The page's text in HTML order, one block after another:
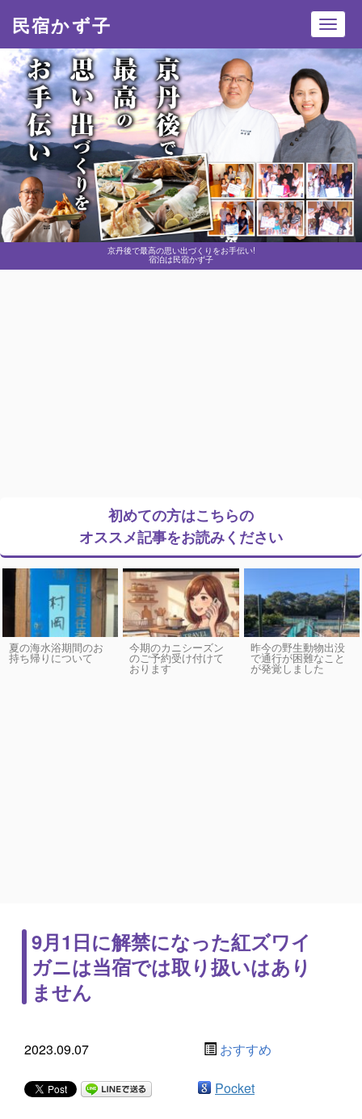
京丹後で最高の思い出づくりをお手伝い!
宿泊は民宿かず子
民宿かず子
初めての方はこちらの
オススメ記事をお読みください
夏の海水浴期間のお
持ち帰りについて
今期のカニシーズン
のご予約受け付けて
おります
昨今の野生動物出没
で通行が困難なこと
が発覚しました
9月1日に解禁になった紅ズワイ
ガニは当宿では取り扱いはあり
ません
2023.09.07 おすすめ
Pocket